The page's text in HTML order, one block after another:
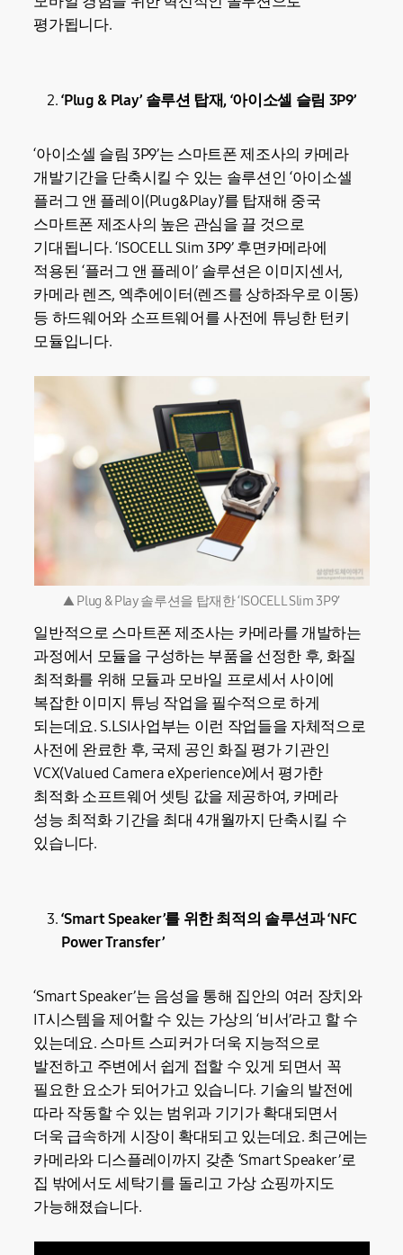
평가됩니다.
‘Plug & Play’ 솔루션 탑재, ‘아이소셀 슬림 3P9’
‘아이소셀 슬림 3P9’는 스마트폰 제조사의 카메라
개발기간을 단축시킬 수 있는 솔루션인 ‘아이소셀
플러그 앤 플레이(Plug&Play)’를 탑재해 중국
스마트폰 제조사의 높은 관심을 끌 것으로
기대됩니다. ‘ISOCELL Slim 3P9’ 후면카메라에
적용된 ‘플러그 앤 플레이’ 솔루션은 이미지센서,
카메라 렌즈, 엑추에이터(렌즈를 상하좌우로 이동)
등 하드웨어와 소프트웨어를 사전에 튜닝한 턴키
모듈입니다.
▲ Plug & Play 솔루션을 탑재한 ‘ISOCELL Slim 3P9’
일반적으로 스마트폰 제조사는 카메라를 개발하는
과정에서 모듈을 구성하는 부품을 선정한 후, 화질
최적화를 위해 모듈과 모바일 프로세서 사이에
복잡한 이미지 튜닝 작업을 필수적으로 하게
되는데요. S.LSI사업부는 이런 작업들을 자체적으로
사전에 완료한 후, 국제 공인 화질 평가 기관인
VCX(Valued Camera eXperience)에서 평가한
최적화 소프트웨어 셋팅 값을 제공하여, 카메라
성능 최적화 기간을 최대 4개월까지 단축시킬 수
있습니다.
‘Smart Speaker’를 위한 최적의 솔루션과 ‘NFC
Power Transfer’
‘Smart Speaker’는 음성을 통해 집안의 여러 장치와
IT시스템을 제어할 수 있는 가상의 ‘비서’라고 할 수
있는데요. 스마트 스피커가 더욱 지능적으로
발전하고 주변에서 쉽게 접할 수 있게 되면서 꼭
필요한 요소가 되어가고 있습니다. 기술의 발전에
따라 작동할 수 있는 범위과 기기가 확대되면서
더욱 급속하게 시장이 확대되고 있는데요. 최근에는
카메라와 디스플레이까지 갖춘 ‘Smart Speaker’로
집 밖에서도 세탁기를 돌리고 가상 쇼핑까지도
가능해졌습니다.